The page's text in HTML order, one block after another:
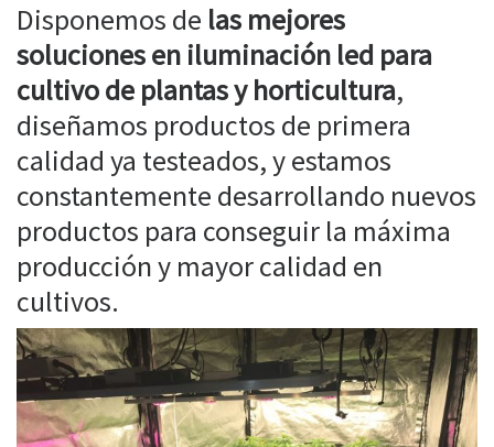
Disponemos de las mejores
soluciones en iluminación led para
cultivo de plantas y horticultura,
diseñamos productos de primera
calidad ya testeados, y estamos
constantemente desarrollando nuevos
productos para conseguir la máxima
producción y mayor calidad en
cultivos.